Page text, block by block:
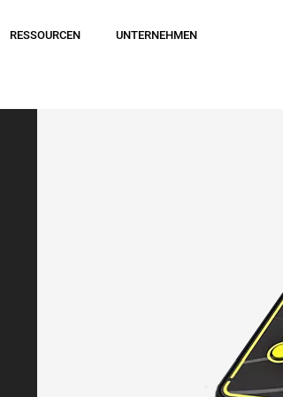
RESSOURCEN UNTERNEHMEN